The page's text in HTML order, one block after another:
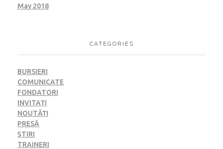
May 2018
CATEGORIES
BURSIERI
COMUNICATE
FONDATORI
INVITAȚI
NOUTĂȚI
PRESĂ
ȘTIRI
TRAINERI